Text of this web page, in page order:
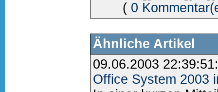
( 0
Ähnliche Artikel
09.06.2003
Office System 2003